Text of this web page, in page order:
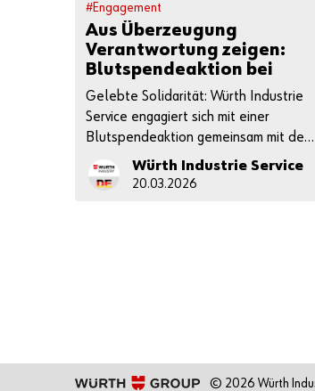
#Engagement
Aus Überzeugung
Verantwortung zeigen:
Blutspendeaktion bei
Würth Industrie Service
Gelebte Solidarität: Würth Industrie
Service engagiert sich mit einer
Blutspendeaktion gemeinsam mit dem
Deutschen Roten Kreuz.
Würth Industrie Service
20.03.2026
© 2026 Würth